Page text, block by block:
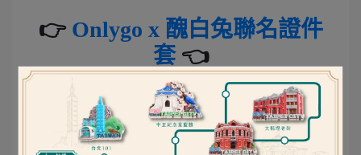
👉 Onlygo x 醜白兔聯名證件
套👈